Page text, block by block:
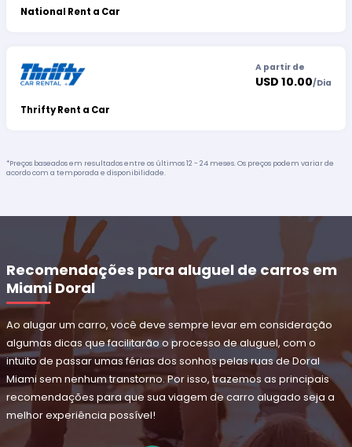
National Rent a Car
Thrifty Rent a Car
A partir de
USD 10.00/Dia
*Preços baseados em resultados entre os últimos 12 - 24 meses. Os preços podem variar de
acordo com a temporada e disponibilidade.
Recomendações para aluguel de carros em
Miami Doral
Ao alugar um carro, você deve sempre levar em consideração
algumas dicas que facilitarão o processo de aluguel, com o
intuito de passar umas férias dos sonhos pelas ruas de Doral
Miami sem nenhum transtorno. Por isso, trazemos as principais
recomendações para que sua viagem de carro alugado seja a
melhor experiência possível!